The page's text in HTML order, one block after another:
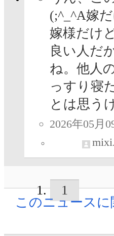
(;^_^A嫁
嫁様だけ
良い人だ
ね。他人
っすり寝
とは思う
2026年05月
1
このニュース